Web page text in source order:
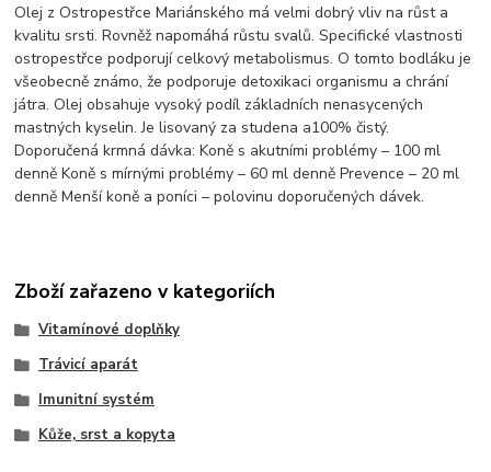
Olej z Ostropestřce Mariánského má velmi dobrý vliv na růst a
kvalitu srsti. Rovněž napomáhá růstu svalů. Specifické vlastnosti
ostropestřce podporují celkový metabolismus. O tomto bodláku je
všeobecně známo, že podporuje detoxikaci organismu a chrání
játra. Olej obsahuje vysoký podíl základních nenasycených
mastných kyselin. Je lisovaný za studena a100% čistý.
Doporučená krmná dávka: Koně s akutními problémy – 100 ml
denně Koně s mírnými problémy – 60 ml denně Prevence – 20 ml
denně Menší koně a poníci – polovinu doporučených dávek.
Zboží zařazeno v kategoriích
Vitamínové doplňky
Trávicí aparát
Imunitní systém
Kůže, srst a kopyta